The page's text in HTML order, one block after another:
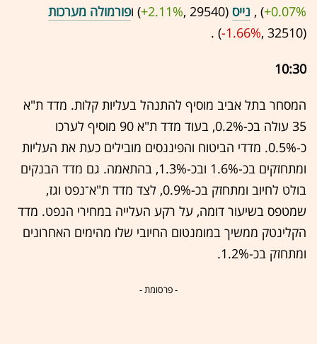
+0.07%
‏) , נייס (29540 ,‎
+2.11%‏) ופורמולה מערכות
(32510 ,‎
-1.66%
‏) .
10:30
המסחר בתל אביב מוסיף להתנהל בעליות קלות. מדד ת"א
35 עולה בכ-0.2%, בעוד מדד ת"א 90 מוסיף לערכו
כ-0.5%. מדדי הביטוח והפיננסים מובילים כעת את העליות
ומתחזקים בכ-1.6% ובכ-1.3%, בהתאמה. גם מדד הבנקים
בולט לחיוב ומתחזק בכ-0.9%, לצד מדד ת"א־נפט וגז,
שמטפס בשיעור דומה, על רקע העלייה במחירי הנפט. מדד
הקלינטק ממשיך במומנטום החיובי שלו מהימים האחרונים
ומתחזק בכ-1.2%.
- פרסומת -